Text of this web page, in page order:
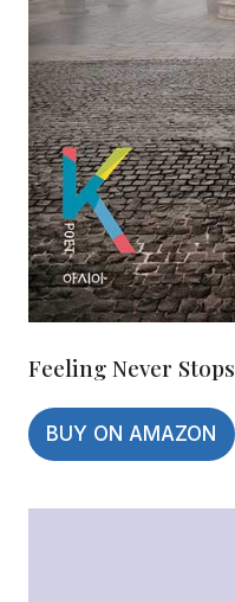
Feeling Never Stops
BUY ON AMAZON